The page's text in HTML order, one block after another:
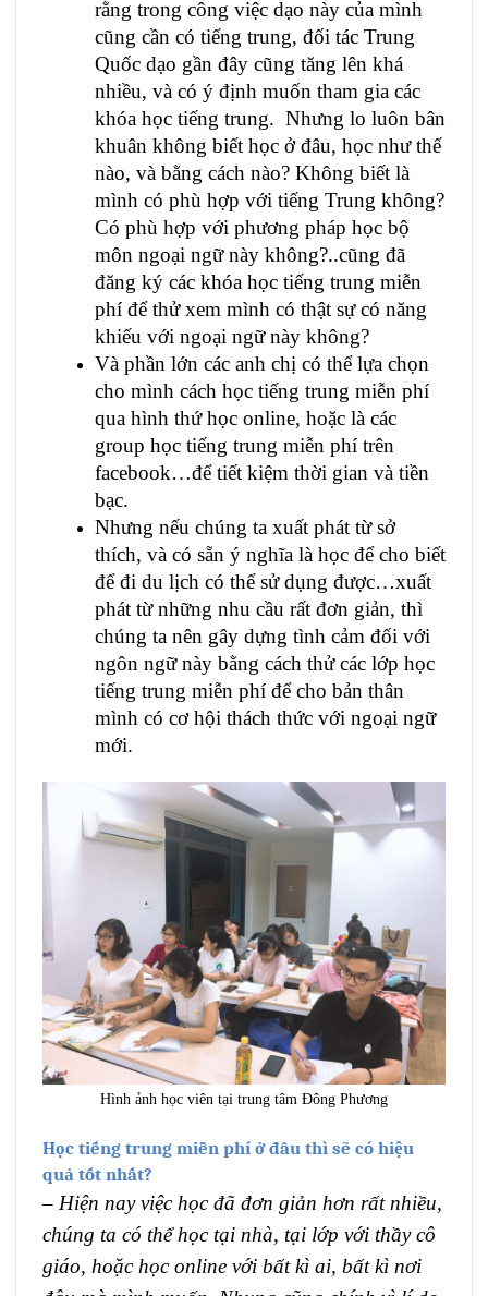
rằng trong công việc dạo này của mình
cũng cần có tiếng trung, đối tác Trung
Quốc dạo gần đây cũng tăng lên khá
nhiều, và có ý định muốn tham gia các
khóa học tiếng trung. Nhưng lo luôn bân
khuân không biết học ở đâu, học như thế
nào, và bằng cách nào? Không biết là
mình có phù hợp với tiếng Trung không?
Có phù hợp với phương pháp học bộ
môn ngoại ngữ này không?..cũng đã
đăng ký các khóa học tiếng trung miễn
phí để thử xem mình có thật sự có năng
khiếu với ngoại ngữ này không?
Và phần lớn các anh chị có thể lựa chọn
cho mình cách học tiếng trung miễn phí
qua hình thứ học online, hoặc là các
group học tiếng trung miễn phí trên
facebook…để tiết kiệm thời gian và tiền
bạc.
Nhưng nếu chúng ta xuất phát từ sở
thích, và có sẵn ý nghĩa là học để cho biết
để đi du lịch có thể sử dụng được…xuất
phát từ những nhu cầu rất đơn giản, thì
chúng ta nên gây dựng tình cảm đối với
ngôn ngữ này bằng cách thử các lớp học
tiếng trung miễn phí để cho bản thân
mình có cơ hội thách thức với ngoại ngữ
mới.
Hình ảnh học viên tại trung tâm Đông Phương
Học tiếng trung miễn phí ở đâu thì sẽ có hiệu
quả tốt nhất?
– Hiện nay việc học đã đơn giản hơn rất nhiều,
chúng ta có thể học tại nhà, tại lớp với thầy cô
giáo, hoặc học online với bất kì ai, bất kì nơi